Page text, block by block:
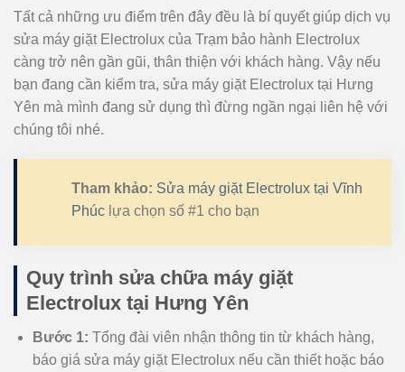
Tất cả những ưu điểm trên đây đều là bí quyết giúp dịch vụ
sửa máy giặt Electrolux của Trạm bảo hành Electrolux
càng trở nên gần gũi, thân thiện với khách hàng. Vậy nếu
bạn đang cần kiểm tra, sửa máy giặt Electrolux tại Hưng
Yên mà mình đang sử dụng thì đừng ngần ngại liên hệ với
chúng tôi nhé.
Tham khảo: Sửa máy giặt Electrolux tại Vĩnh
Phúc lựa chọn số #1 cho bạn
Quy trình sửa chữa máy giặt
Electrolux tại Hưng Yên
Bước 1: Tổng đài viên nhận thông tin từ khách hàng,
báo giá sửa máy giặt Electrolux nếu cần thiết hoặc báo